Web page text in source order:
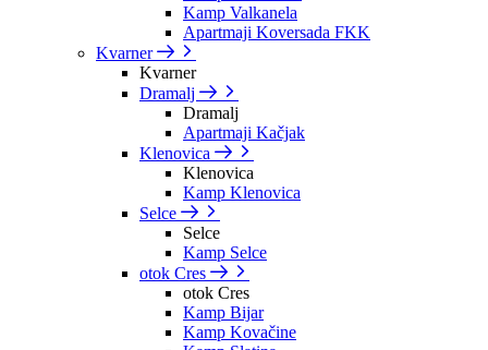
Kamp Valkanela
Apartmaji Koversada FKK
Kvarner
Kvarner
Dramalj
Dramalj
Apartmaji Kačjak
Klenovica
Klenovica
Kamp Klenovica
Selce
Selce
Kamp Selce
otok Cres
otok Cres
Kamp Bijar
Kamp Kovačine